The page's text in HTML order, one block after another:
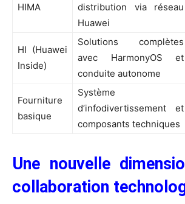
HIMA
distribution via réseau
Huawei
HI (Huawei
Inside)
Solutions complètes
avec HarmonyOS et
conduite autonome
Fourniture
basique
Système
d’infodivertissement et
composants techniques
Une nouvelle
collaboration